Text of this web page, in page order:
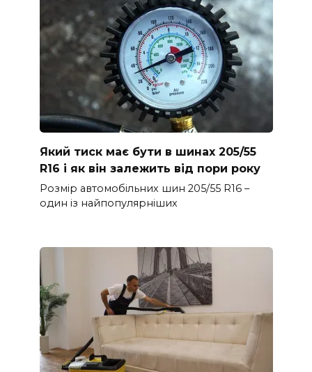
Який тиск має бути в шинах 205/55
R16 і як він залежить від пори року
Розмір автомобільних шин 205/55 R16 –
один із найпопулярніших